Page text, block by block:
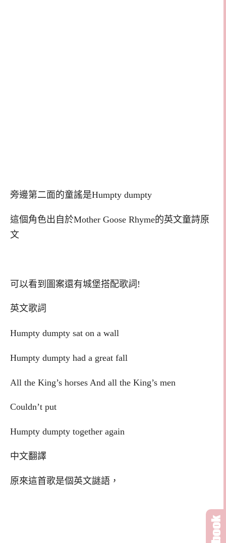
旁邊第二面的童謠是Humpty dumpty
這個角色出自於Mother Goose Rhyme的英文童詩原
文
可以看到圖案還有城堡搭配歌詞!
英文歌詞
Humpty dumpty sat on a wall
Humpty dumpty had a great fall
All the King’s horses And all the King’s men
Couldn’t put
Humpty dumpty together again
中文翻譯
原來這首歌是個英文謎語，